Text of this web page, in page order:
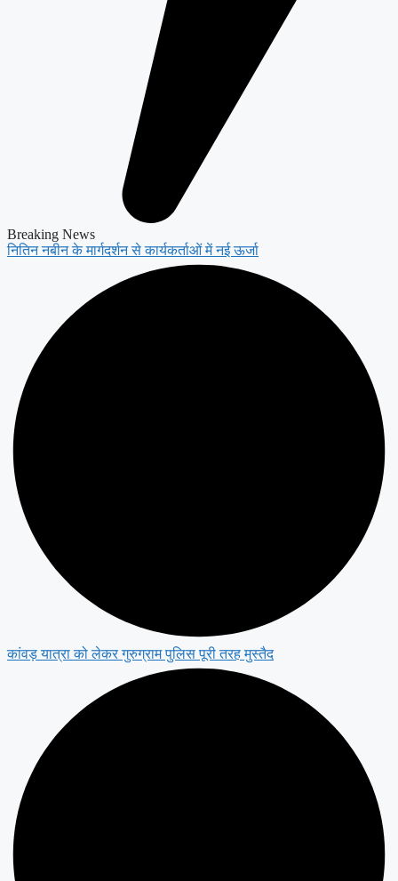
Breaking News
नितिन नबीन के मार्गदर्शन से कार्यकर्ताओं में नई ऊर्जा
कांवड़ यात्रा को लेकर गुरुग्राम पुलिस पूरी तरह मुस्तैद